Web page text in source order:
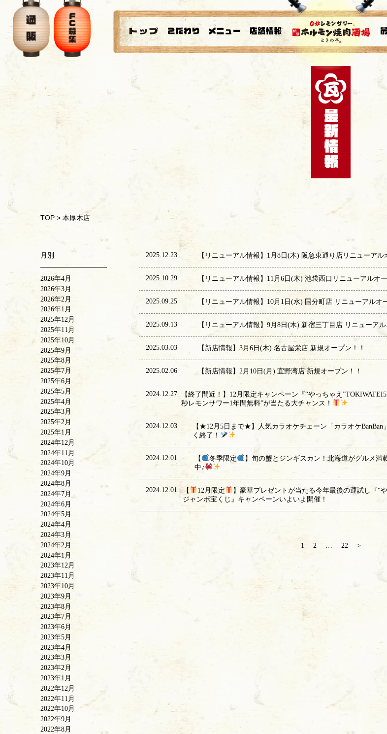
TOP > 本厚木店
2025.12.23 【リニューアル情報】1月8日(木) 阪急東通り店リニューアル
2025.10.29 【リニューアル情報】11月6日(木) 池袋西口リニューアルオ
2025.09.25 【リニューアル情報】10月1日(水) 国分町店 リニューアルオ
2025.09.13 【リニューアル情報】9月8日(木) 新宿三丁目店 リニューアル
2025.03.03 【新店情報】3月6日(木) 名古屋栄店 新規オープン！！
2025.02.06 【新店情報】2月10日(月) 宜野湾店 新規オープン！！
2024.12.27
【終了間近！】12月限定キャンペーン『“やっちゃえ
秒レモンサワー1年間無料”が当たる大チャンス！
2024.12.03
【★12月5日まで★】人気カラオケチェーン「カラオケ
く終了！
2024.12.01 【 冬季限定
】旬の蟹とジンギスカン！北海道がグルメ満
中♪
2024.12.01 【 12月限定
】豪華プレゼントが当たる今年最後の運試し『“
ジャンボ宝くじ』キャンペーンいよいよ開催！
1 2 … 22 >
月別
2026年4月
2026年3月
2026年2月
2026年1月
2025年12月
2025年11月
2025年10月
2025年9月
2025年8月
2025年7月
2025年6月
2025年5月
2025年4月
2025年3月
2025年2月
2025年1月
2024年12月
2024年11月
2024年10月
2024年9月
2024年8月
2024年7月
2024年6月
2024年5月
2024年4月
2024年3月
2024年2月
2024年1月
2023年12月
2023年11月
2023年10月
2023年9月
2023年8月
2023年7月
2023年6月
2023年5月
2023年4月
2023年3月
2023年2月
2023年1月
2022年12月
2022年11月
2022年10月
2022年9月
2022年8月